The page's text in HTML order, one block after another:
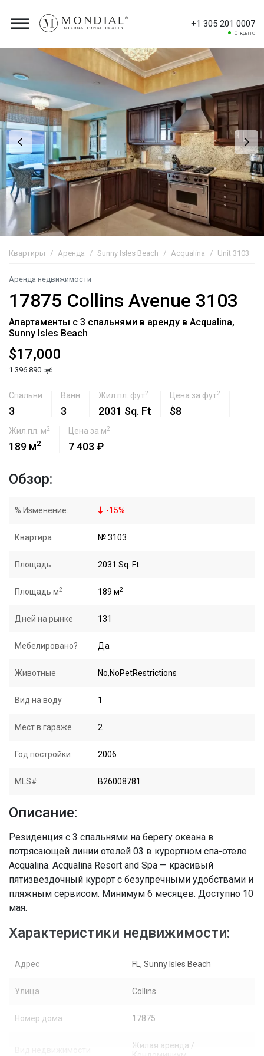
+1 305 201 0007
Открыто
Квартиры Аренда Sunny Isles Beach Acqualina Unit 3103
Аренда недвижимости
17875 Collins Avenue 3103
Апартаменты с 3 спальнями в аренду в Acqualina,
Sunny Isles Beach
$17,000
1 396 890 руб.
Спальни
3
Ванн
3
Жил.пл. фут2
2031 Sq. Ft
Цена за фут2
$8
Жил.пл. м2
189 м2
Цена за м2
7 403 ₽
Обзор:
% Изменение: -15%
Квартира № 3103
Площадь 2031 Sq. Ft.
Площадь м2 189 м2
Дней на рынке 131
Мебелировано? Да
Животные No,NoPetRestrictions
Вид на воду 1
Мест в гараже 2
Год постройки 2006
MLS# B26008781
Описание:
Резиденция с 3 спальнями на берегу океана в
потрясающей линии отелей 03 в курортном спа-отеле
Acqualina. Acqualina Resort and Spa — красивый
пятизвездочный курорт с безупречными удобствами и
пляжным сервисом. Минимум 6 месяцев. Доступно 10
мая.
Характеристики недвижимости:
Адрес FL, Sunny Isles Beach
Улица Collins
Номер дома 17875
Жилая аренда /